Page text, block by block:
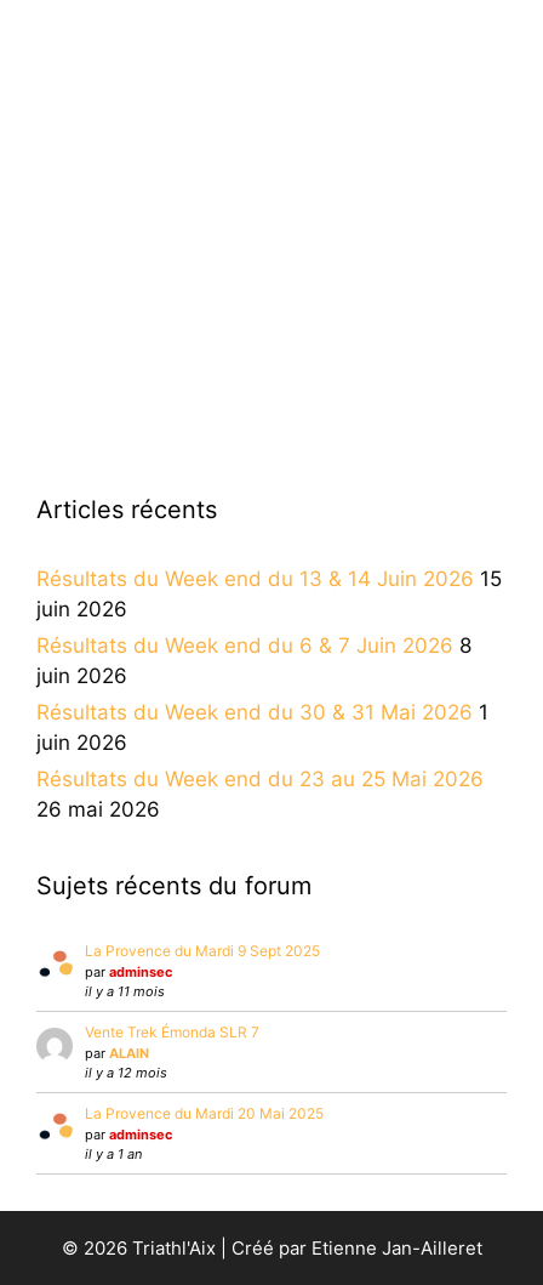
Articles récents
Résultats du Week end du 13 & 14 Juin 2026 15
juin 2026
Résultats du Week end du 6 & 7 Juin 2026 8
juin 2026
Résultats du Week end du 30 & 31 Mai 2026 1
juin 2026
Résultats du Week end du 23 au 25 Mai 2026
26 mai 2026
Sujets récents du forum
La Provence du Mardi 9 Sept 2025
par adminsec
il y a 11 mois
Vente Trek Émonda SLR 7
par ALAIN
il y a 12 mois
La Provence du Mardi 20 Mai 2025
par adminsec
il y a 1 an
© 2026 Triathl'Aix | Créé par Etienne Jan-Ailleret